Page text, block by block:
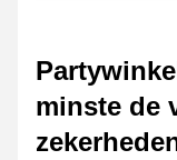
minste de